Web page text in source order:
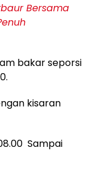
Bersama
bakar seporsi
kisaran
Sampai